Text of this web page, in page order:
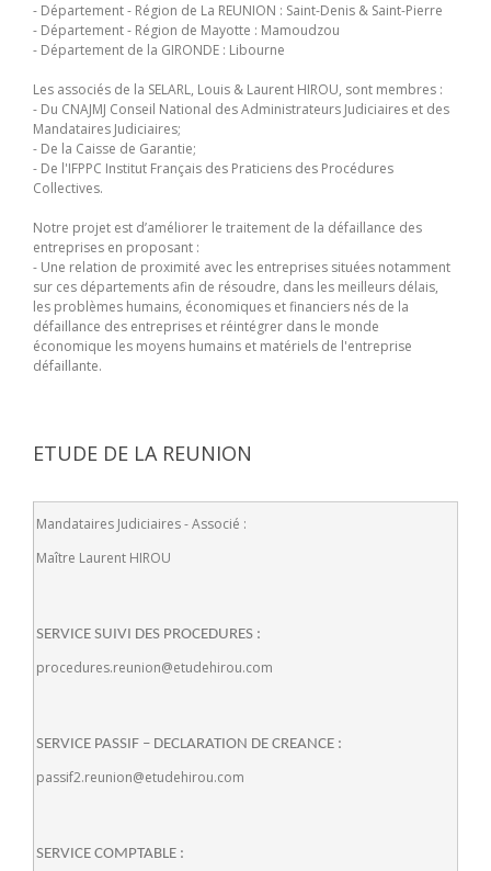
- Département - Région de La REUNION : Saint-Denis & Saint-Pierre
- Département - Région de Mayotte : Mamoudzou
- Département de la GIRONDE : Libourne
Les associés de la SELARL, Louis & Laurent HIROU, sont membres :
- Du CNAJMJ Conseil National des Administrateurs Judiciaires et des
Mandataires Judiciaires;
- De la Caisse de Garantie;
- De l'IFPPC Institut Français des Praticiens des Procédures
Collectives.
Notre projet est d’améliorer le traitement de la défaillance des
entreprises en proposant :
- Une relation de proximité avec les entreprises situées notamment
sur ces départements afin de résoudre, dans les meilleurs délais,
les problèmes humains, économiques et financiers nés de la
défaillance des entreprises et réintégrer dans le monde
économique les moyens humains et matériels de l'entreprise
défaillante.
ETUDE DE LA REUNION
Mandataires Judiciaires - Associé :
Maître Laurent HIROU
SERVICE SUIVI DES PROCEDURES :
procedures.reunion@etudehirou.com
SERVICE PASSIF – DECLARATION DE CREANCE :
passif2.reunion@etudehirou.com
SERVICE COMPTABLE :